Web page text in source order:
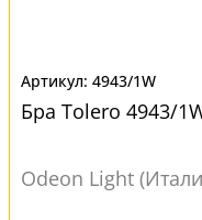
4943/1W
Бра Tolero 4943/
Odeon Light